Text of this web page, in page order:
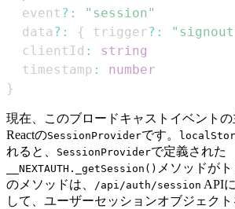
  event
? :
"session"
  data
? : { trigger? :
  clientId
:
string
  timestamp
:
number
}
現在、このブロードキャストイベント
ReactのSessionProviderです。
れると、
SessionProviderで定義された
__NEXTAUTH._getSession() メソッドが
のメソッドは、
/api/auth/session API
して、ユーザーセッションオブジェク